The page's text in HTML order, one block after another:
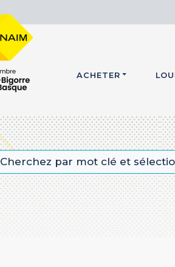
ACHETER
Cherchez par mot clé et